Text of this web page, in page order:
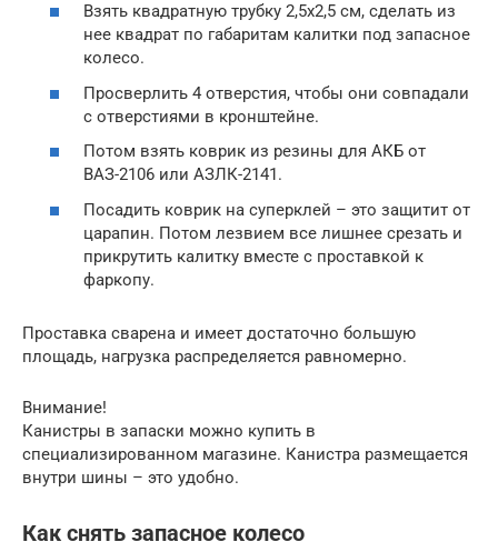
Взять квадратную трубку 2,5х2,5 см, сделать из
нее квадрат по габаритам калитки под запасное
колесо.
Просверлить 4 отверстия, чтобы они совпадали
с отверстиями в кронштейне.
Потом взять коврик из резины для АКБ от
ВАЗ-2106 или АЗЛК-2141.
Посадить коврик на суперклей – это защитит от
царапин. Потом лезвием все лишнее срезать и
прикрутить калитку вместе с проставкой к
фаркопу.
Проставка сварена и имеет достаточно большую
площадь, нагрузка распределяется равномерно.
Внимание!
Канистры в запаски можно купить в
специализированном магазине. Канистра размещается
внутри шины – это удобно.
Как снять запасное колесо